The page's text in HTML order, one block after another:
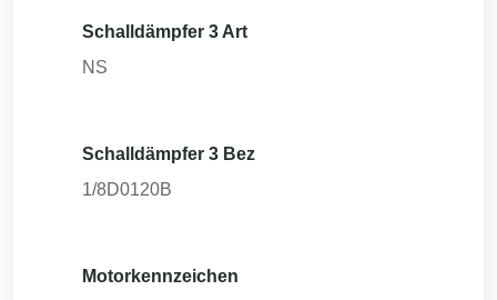
Schalldämpfer 3 Art
NS
Schalldämpfer 3 Bez
1/8D0120B
Motorkennzeichen